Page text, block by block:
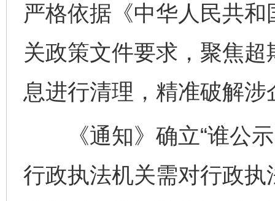
严格依据《中华人民共
关政策文件要求，聚焦
息进行清理，精准破解
《通知》确立“谁公示
行政执法机关需对行政